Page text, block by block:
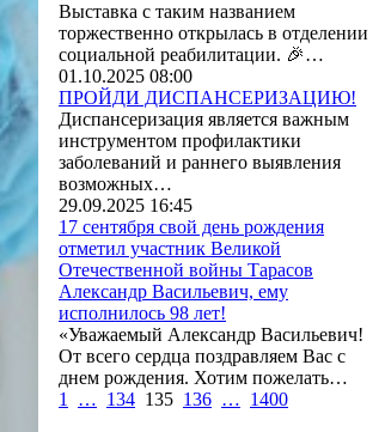
Выставка с таким названием
торжественно открылась в отделении
социальной реабилитации. 🎉…
01.10.2025 08:00
ПРОЙДИ ДИСПАНСЕРИЗАЦИЮ!
Диспансеризация является важным
инструментом профилактики
заболеваний и раннего выявления
возможных…
29.09.2025 16:45
17 сентября свой день рождения
отметил участник Великой
Отечественной войны Тарасов
Александр Васильевич, ему
исполнилось 98 лет!
«Уважаемый Александр Васильевич!
От всего сердца поздравляем Вас с
днем рождения. Хотим пожелать…
1
… 134 135 136 … 1400